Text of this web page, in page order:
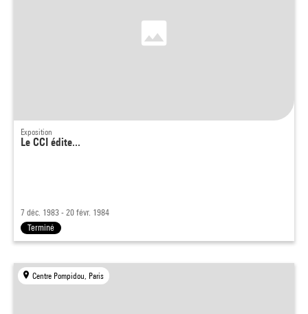
Exposition
Le CCI édite...
7 déc. 1983 - 20 févr. 1984
Terminé
Centre Pompidou, Paris